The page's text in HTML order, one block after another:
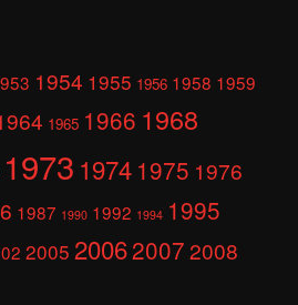
1954 1955 1956 1958 1959
1965 1966 1968
1973 1974 1975 1976
1987 1990 1992 1994 1995
2005 200620072008